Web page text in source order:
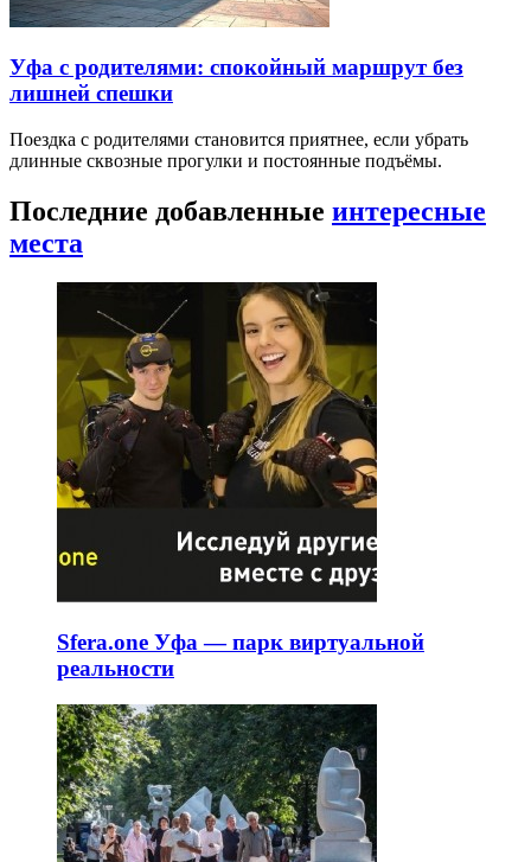
Уфа с родителями: спокойный маршрут без
лишней спешки
Поездка с родителями становится приятнее, если убрать
длинные сквозные прогулки и постоянные подъёмы.
Последние добавленные интересные
места
Sfera.one Уфа — парк виртуальной
реальности